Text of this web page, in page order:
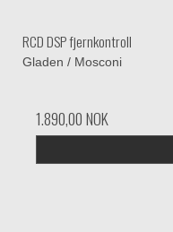
RCD DSP fjernkontroll
Gladen / Mosconi
1.890,00 NOK